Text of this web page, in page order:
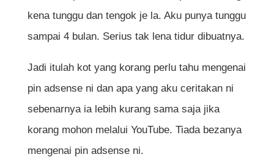
kena tunggu dan tengok je la. Aku punya tunggu
sampai 4 bulan. Serius tak lena tidur dibuatnya.
Jadi itulah kot yang korang perlu tahu mengenai
pin adsense ni dan apa yang aku ceritakan ni
sebenarnya ia lebih kurang sama saja jika
korang mohon melalui YouTube. Tiada bezanya
mengenai pin adsense ni.